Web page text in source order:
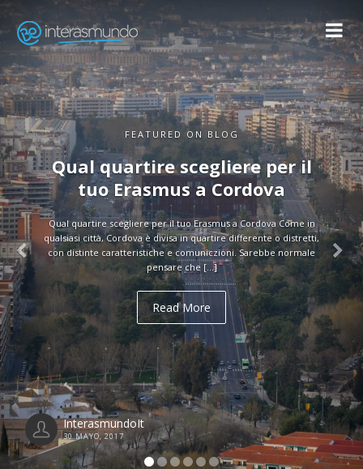
FEATURED ON BLOG
Guida turistica di Cordova
Guida turistica di Cordova Attenzione agli studenti Erasmus! Vi
forniamo una guida molto utile e completa su Cordova, pubblicata
dal Consorzio Turistico di Cordova. In questa guida turistica di
Cordova […]
Read More
InterasmundoIt
21 ABRIL, 2017